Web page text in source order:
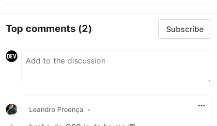
Top comments (2) Subscribe
Leandro Proença •